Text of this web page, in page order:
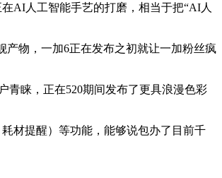
AI人工智能手艺的打磨，相当于把“AI人
物，一加6正在发布之初就让一加粉丝疯
睐，正在520期间发布了更具浪漫色彩
材提醒）等功能，能够说包办了目前千